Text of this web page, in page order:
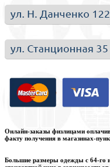
Онлайн-заказы физлицами
факту получения в магазинах-
Большие размеры одежды с 64-го